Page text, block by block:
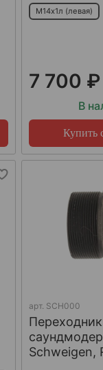
М14х1л (левая)
7 700 ₽
В
Купить
арт. SCH000
Schweigen,